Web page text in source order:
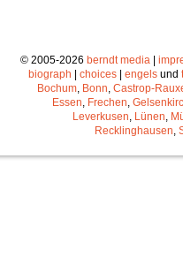
© 2005-2026 berndt media |
biograph | choices | engels und
Bochum Bonn Castrop-
Essen Frechen
Leverkusen Lünen
Recklinghausen